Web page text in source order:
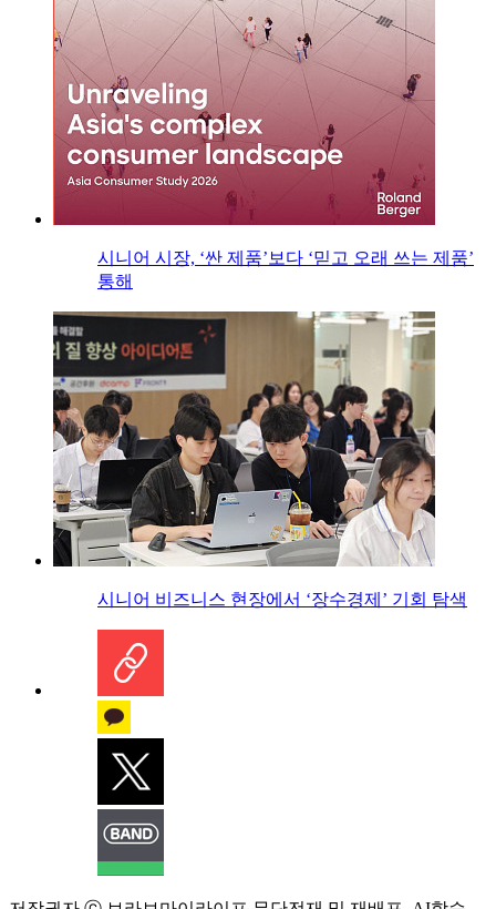
시니어 시장, ‘싼 제품’보다 ‘믿고 오래 쓰는 제품’
통해
시니어 비즈니스 현장에서 ‘장수경제’ 기회 탐색